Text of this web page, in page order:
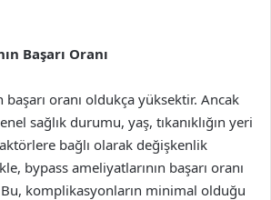
Başarı Oranı
başarı oranı oldukça yüksektir. Ancak
sağlık durumu, yaş, tıkanıklığın yeri
bağlı olarak değişkenlik
bypass ameliyatlarının başarı oranı
komplikasyonların minimal olduğu